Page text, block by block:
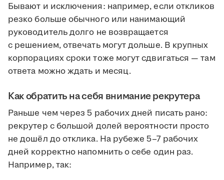
Бывают и исключения: например, если откликов
резко больше обычного или нанимающий
руководитель долго не возвращается
с решением, отвечать могут дольше. В крупных
корпорациях сроки тоже могут сдвигаться — там
ответа можно ждать и месяц.
Как обратить на себя внимание рекрутера
Раньше чем через 5 рабочих дней писать рано:
рекрутер с большой долей вероятности просто
не дошёл до отклика. На рубеже 5–7 рабочих
дней корректно напомнить о себе один раз.
Например, так: